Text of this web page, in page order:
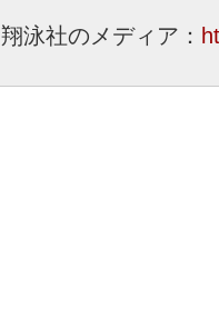
翔泳社のメディア：